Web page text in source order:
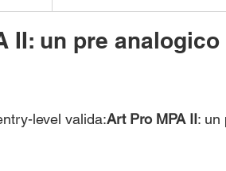
II: un pre
level valida:Art Pro MPA II: un